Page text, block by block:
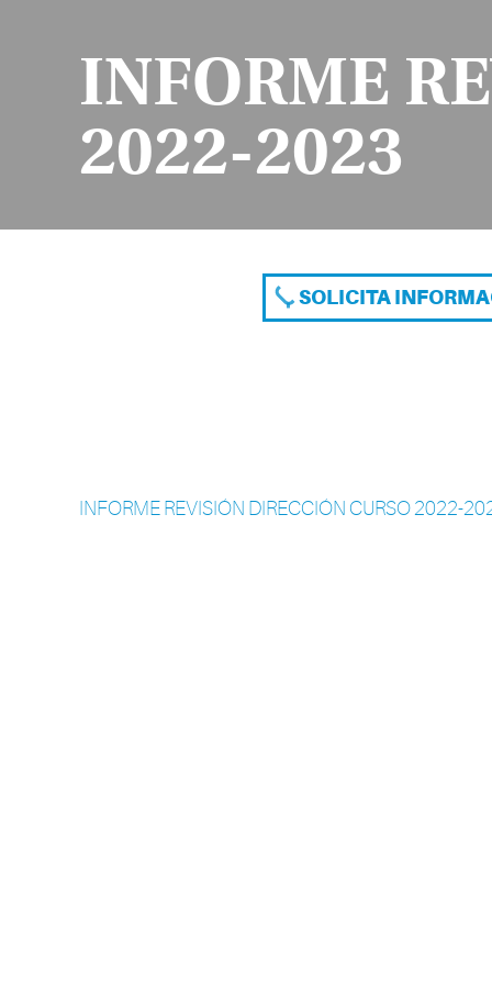
INFORME
2022-2023
SOLICITA
INFORME REVISIÓN DIRECCIÓN CURSO 2022-